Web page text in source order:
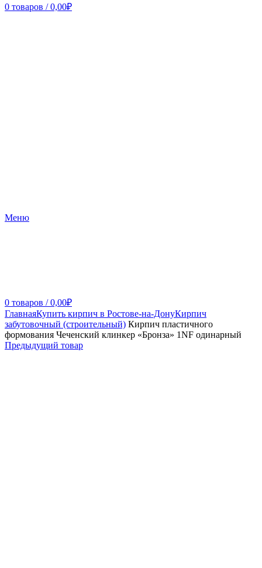
0 товаров / 0,00₽
Меню
0 товаров / 0,00₽
ГлавнаяКупить кирпич в Ростове-на-ДонуКирпич
забутовочный (строительный) Кирпич пластичного
формования Чеченский клинкер «Бронза» 1NF одинарный
Предыдущий товар